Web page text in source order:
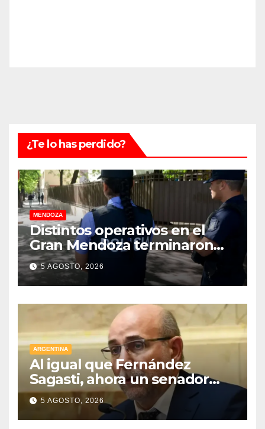
¿Te lo has perdido?
MENDOZA
Distintos operativos en el
Gran Mendoza terminaron
con cuatro delincuentes
detenidos
5 AGOSTO, 2026
ARGENTINA
Al igual que Fernández
Sagasti, ahora un senador
radical pidió votar en forma
remota
5 AGOSTO, 2026